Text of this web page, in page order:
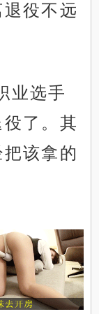
役不远
业选手
了。其
该拿的